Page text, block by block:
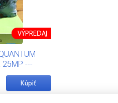
VÝPREDAJ
25MP ---